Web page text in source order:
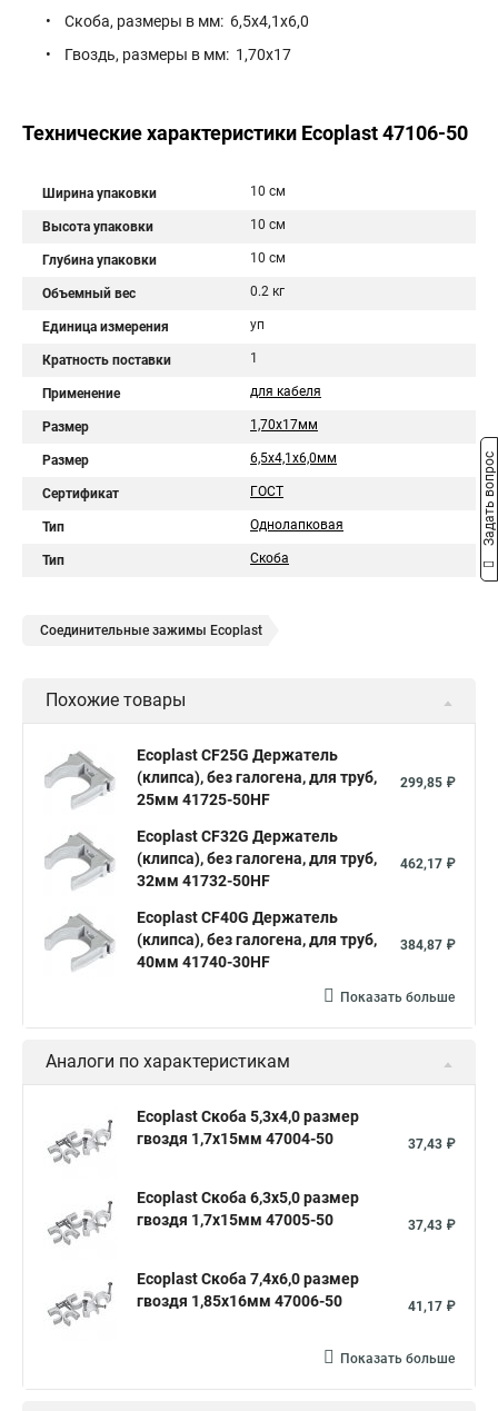
• Скоба, размеры в мм: 6,5х4,1х6,0
• Гвоздь, размеры в мм: 1,70х17
Технические характеристики Ecoplast 47106-50
Ширина упаковки 10 см
Высота упаковки 10 см
Глубина упаковки 10 см
Объемный вес 0.2 кг
Единица измерения уп
Кратность поставки 1
Применение для кабеля
Размер 1,70х17мм
Размер 6,5х4,1х6,0мм
Сертификат ГОСТ
Тип Однолапковая
Тип Скоба
Соединительные зажимы Ecoplast
Похожие товары
Ecoplast CF25G Держатель
(клипса), без галогена, для труб,
25мм 41725-50HF
299,85 ₽
Ecoplast CF32G Держатель
(клипса), без галогена, для труб,
32мм 41732-50HF
462,17 ₽
Ecoplast CF40G Держатель
(клипса), без галогена, для труб,
40мм 41740-30HF
384,87 ₽
Показать больше
Аналоги по характеристикам
Ecoplast Скоба 5,3х4,0 размер
гвоздя 1,7х15мм 47004-50
37,43 ₽
Ecoplast Скоба 6,3х5,0 размер
гвоздя 1,7х15мм 47005-50
37,43 ₽
Ecoplast Скоба 7,4х6,0 размер
гвоздя 1,85х16мм 47006-50
41,17 ₽
Показать больше
Задать вопрос